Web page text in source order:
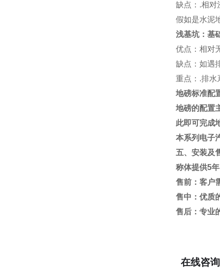
缺点： .相对
假如是水泥
浅基坑：基
优点：相对
缺点：如遇
重点： .排水
地磅标准配
地磅的配置
此即可完成
本系列电子
五、安装及
称体提供5
售前：客户
售中：优质
售后：专业
在线咨询